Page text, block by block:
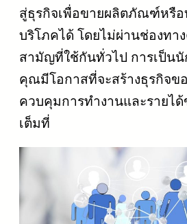
สู่ธุรกิจเพื่อขายผลิตภัณฑ์หรือ
บริโภคได้ โดยไม่ผ่านช่องทา
สามัญที่ใช้กันทั่วไป การเป็นนั
คุณมีโอกาสที่จะสร้างธุรกิจข
ควบคุมการทำงานและรายไ
เต็มที่